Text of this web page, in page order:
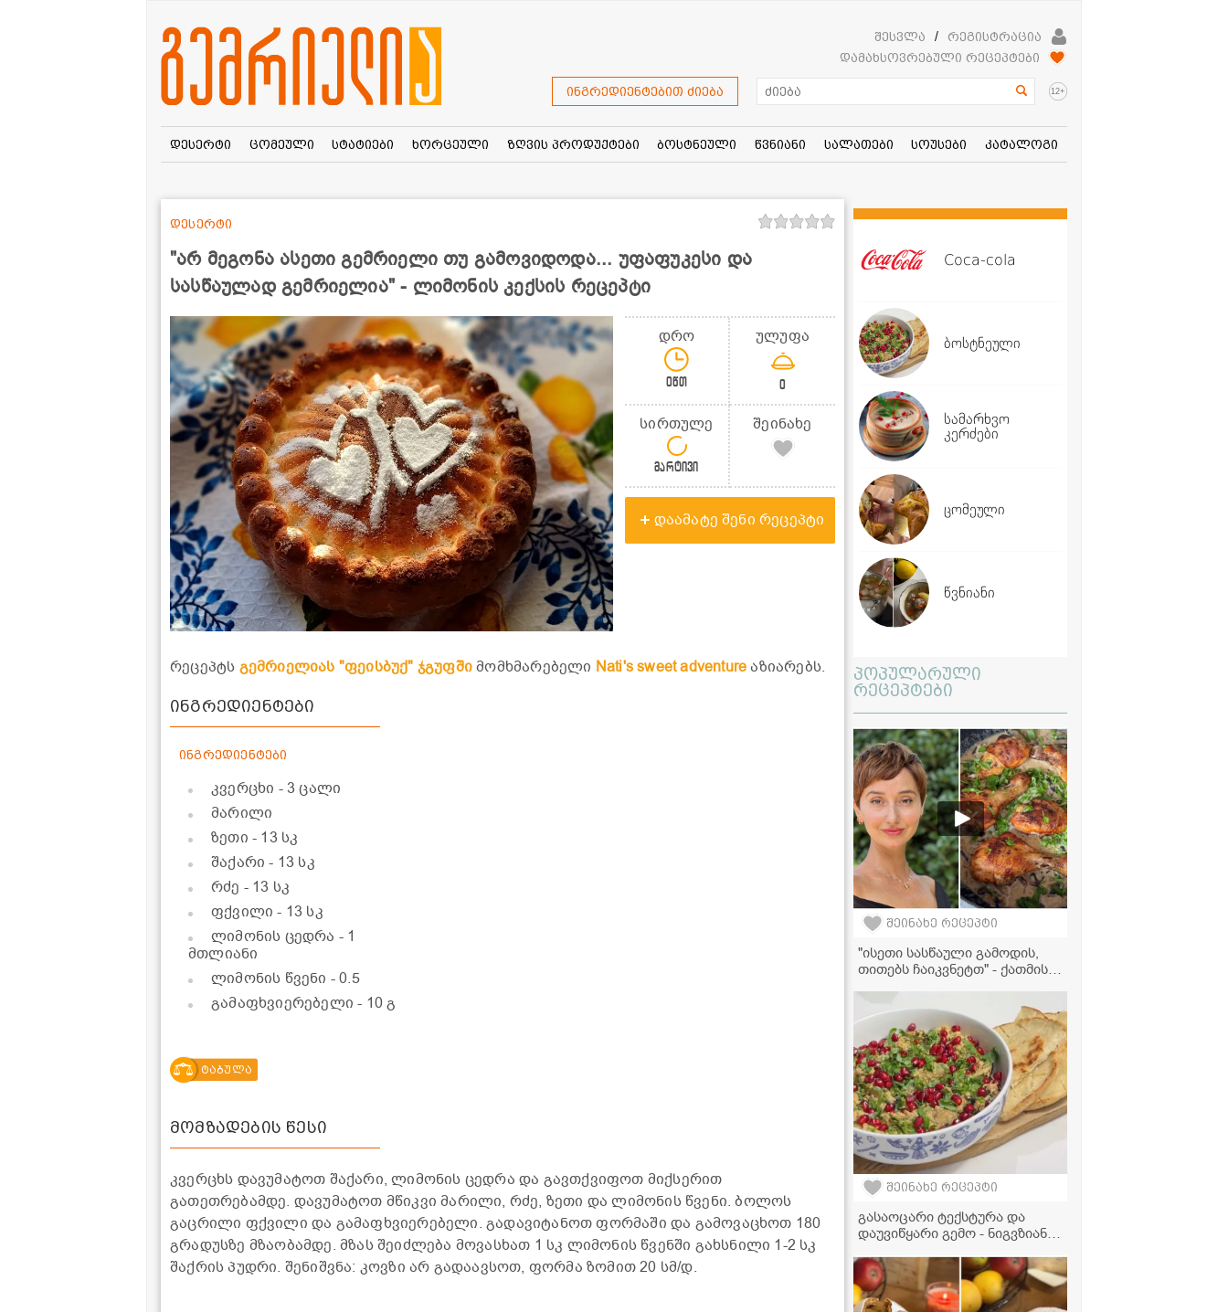
შესვლა /
რეგისტრაცია
დამახსოვრებული რეცეპტები
ინგრედიენტებით ძიება 12+
დესერტი ცომეული სტატიები ხორცეული ზღვის პროდუქტები ბოსტნეული წვნიანი სალათები სოუსები კატალოგი
"არ მეგონა ასეთი გემრიელი თუ გამოვიდოდა... უფაფუკესი და
სასწაულად გემრიელია" - ლიმონის კექსის რეცეპტი
დესერტი
დრო
0წთ
ულუფა
0
სირთულე
მარტივი
შეინახე
დაამატე შენი რეცეპტი
რეცეპტს გემრიელიას "ფეისბუქ" ჯგუფშიმომხმარებელი Nati's sweet adventureაზიარებს.
ინგრედიენტები
ინგრედიენტები
კვერცხი - 3 ცალი
მარილი
ზეთი - 13 სკ
შაქარი- 13 სკ
რძე - 13 სკ
ფქვილი- 13 სკ
ლიმონის ცედრა - 1
მთლიანი
ლიმონის წვენი - 0.5
გამაფხვიერებელი- 10 გ
ტაბულა
მომზადების წესი
კვერცხს დავუმატოთ შაქარი, ლიმონის ცედრა და გავთქვიფოთ მიქსერით
გათეთრებამდე. დავუმატოთ მწიკვი მარილი, რძე, ზეთი და ლიმონის წვენი. ბოლოს
გაცრილი ფქვილი და გამაფხვიერებელი. გადავიტანოთ ფორმაში და გამოვაცხოთ 180
გრადუსზე მზაობამდე. მზას შეიძლება მოვასხათ 1 სკ ლიმონის წვენში გახსნილი 1-2 სკ
შაქრის პუდრი. შენიშვნა: კოვზი არ გადაავსოთ, ფორმა ზომით 20 სმ/დ.
Coca-cola
ბოსტნეული
სამარხვო
კერძები
ცომეული
წვნიანი
პოპულარული
რეცეპტები
შეინახე რეცეპტი
"ისეთი სასწაული გამოდის,
თითებს ჩაიკვნეტთ" - ქათმის
შეინახე რეცეპტი
გასაოცარი ტექსტურა და
დაუვიწყარი გემო - ნიგვზიანი